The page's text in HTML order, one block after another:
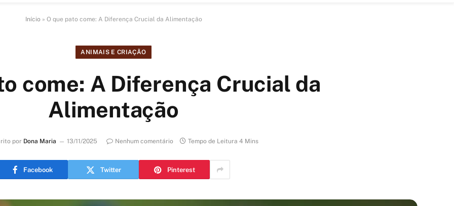
Início » O que pato come: A Diferença Crucial da Alimentação
ANIMAIS E CRIAÇÃO
come: A Diferença Crucial da
Alimentação
por Dona Maria 13/11/2025 Nenhum comentário Tempo de Leitura 4 Mins
Facebook Twitter Pinterest